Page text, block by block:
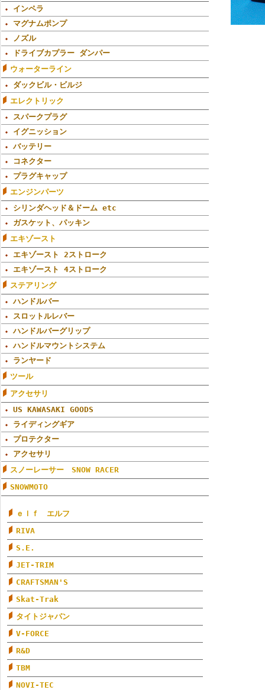
インペラ
マグナムポンプ
ノズル
ドライブカプラー ダンパー
ウォーターライン
ダックビル・ビルジ
エレクトリック
スパークプラグ
イグニッション
バッテリー
コネクター
プラグキャップ
エンジンパーツ
シリンダヘッド＆ドーム etc
ガスケット、パッキン
エキゾースト
エキゾースト 2ストローク
エキゾースト 4ストローク
ステアリング
ハンドルバー
スロットルレバー
ハンドルバーグリップ
ハンドルマウントシステム
ランヤード
ツール
アクセサリ
US KAWASAKI GOODS
ライディングギア
プロテクター
アクセサリ
スノーレーサー SNOW RACER
SNOWMOTO
ｅｌｆ エルフ
RIVA
S.E.
JET-TRIM
CRAFTSMAN'S
Skat-Trak
タイトジャパン
V-FORCE
R&D
TBM
NOVI-TEC